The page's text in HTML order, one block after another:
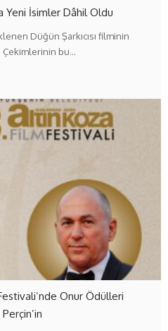
Yeni İsimler Dâhil Oldu
Düğün Şarkıcısı filminin
Çekimlerinin bu…
Onur Ödülleri